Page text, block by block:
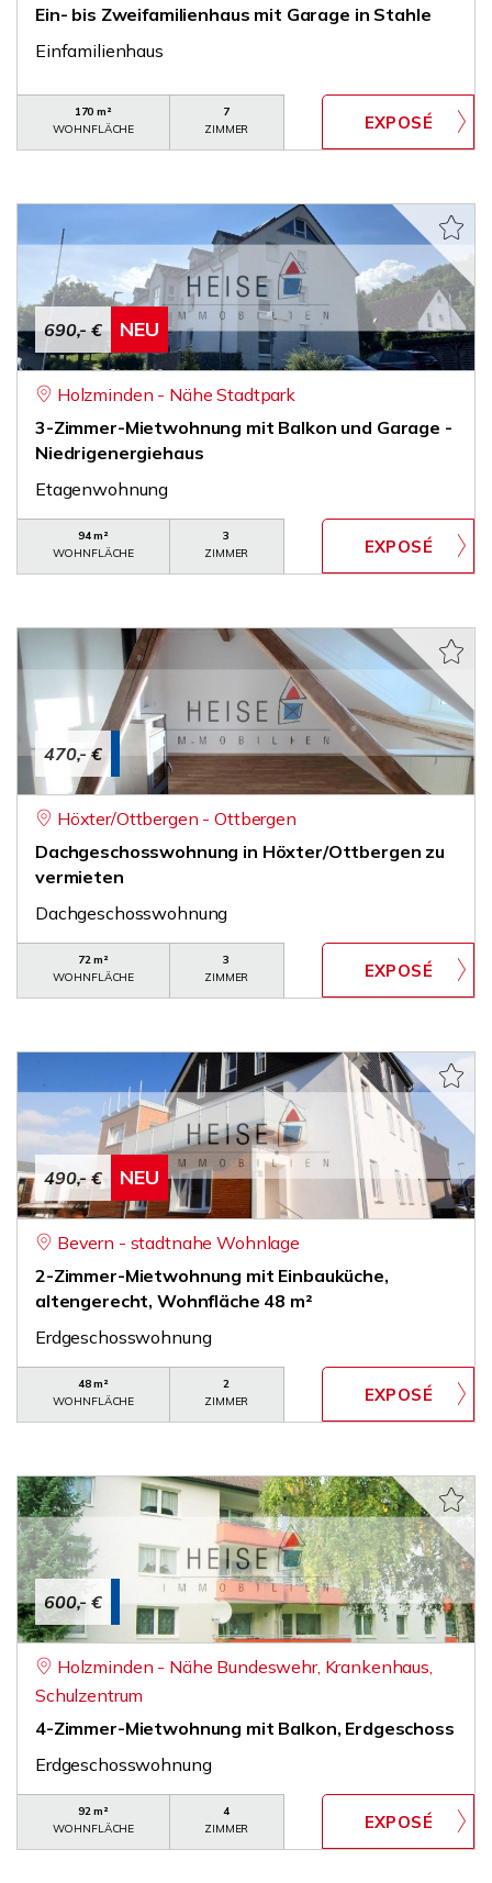
Ein- bis Zweifamilienhaus mit Garage in Stahle
Einfamilienhaus
170 m²
WOHNFLÄCHE
7
ZIMMER
690,- € NEU
Holzminden - Nähe Stadtpark
3-Zimmer-Mietwohnung mit Balkon und Garage -
Niedrigenergiehaus
Etagenwohnung
94 m²
WOHNFLÄCHE
3
ZIMMER
470,- €
Höxter/Ottbergen - Ottbergen
Dachgeschosswohnung in Höxter/Ottbergen zu
vermieten
Dachgeschosswohnung
72 m²
WOHNFLÄCHE
3
ZIMMER
490,- € NEU
Bevern - stadtnahe Wohnlage
2-Zimmer-Mietwohnung mit Einbauküche,
altengerecht, Wohnfläche 48 m²
Erdgeschosswohnung
48 m²
WOHNFLÄCHE
2
ZIMMER
600,- €
Holzminden - Nähe Bundeswehr, Krankenhaus,
Schulzentrum
4-Zimmer-Mietwohnung mit Balkon, Erdgeschoss
Erdgeschosswohnung
92 m²
WOHNFLÄCHE
4
ZIMMER